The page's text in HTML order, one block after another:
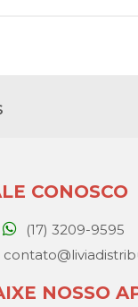
CONOSCO
(17) 3209-9595
NOSSO